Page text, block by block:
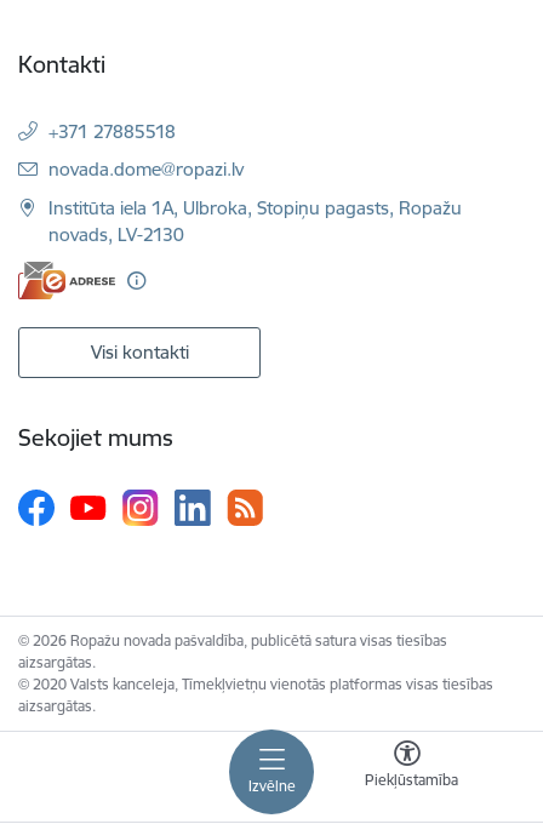
Izvēlne Piekļūstamība
Kontakti
+371 27885518
E-pasts:
novada.dome@ropazi.lv
Institūta iela 1A, Ulbroka, Stopiņu pagasts, Ropažu
novads, LV-2130
Visi kontakti
Sekojiet mums
© 2026 Ropažu novada pašvaldība, publicētā satura visas tiesības
aizsargātas.
© 2020 Valsts kanceleja, Tīmekļvietņu vienotās platformas visas tiesības
aizsargātas.